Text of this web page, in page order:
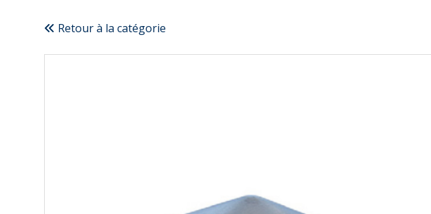
Retour à la catégorie